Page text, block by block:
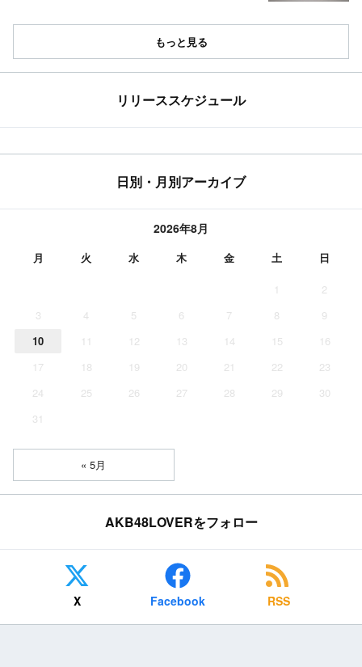
もっと見る
リリーススケジュール
日別・月別アーカイブ
2026年8月
月 火 水 木 金 土 日
1
2
3
4 5 6 7 8
9
10
11 12 13 14 15
16
17
18 19 20 21 22
23
24
25 26 27 28 29
30
31
« 5月
AKB48LOVERをフォロー
X Facebook RSS